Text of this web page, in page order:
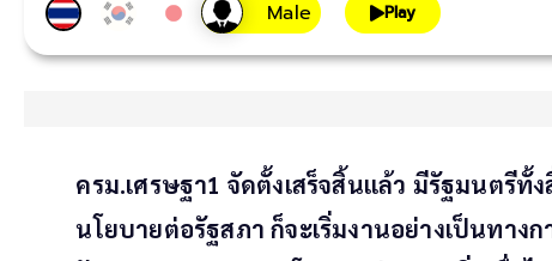
Play
ครม.เศรษฐา1 จัดตั้งเสร็จสิ้นแล้ว มีรัฐมนตรีทั้
นโยบายต่อรัฐสภา ก็จะเริ่มงานอย่างเป็นทาง